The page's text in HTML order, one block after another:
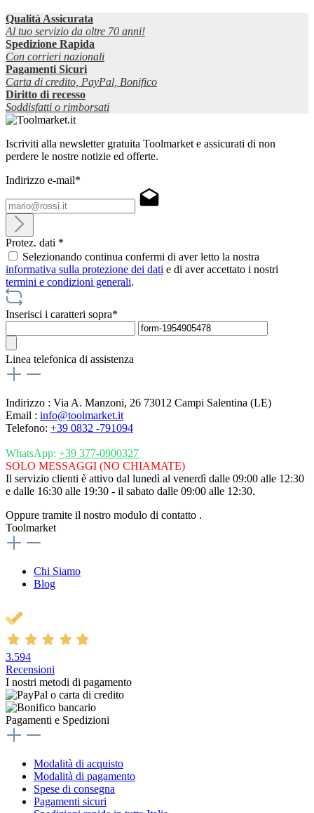
Qualità Assicurata
Al tuo servizio da oltre 70 anni!
Spedizione Rapida
Con corrieri nazionali
Pagamenti Sicuri
Carta di credito, PayPal, Bonifico
Diritto di recesso
Soddisfatti o rimborsati
Iscriviti alla newsletter gratuita Toolmarket e assicurati di non
perdere le nostre notizie ed offerte.
Indirizzo e-mail*
Protez. dati *
Selezionando continua confermi di aver letto la nostra
informativa sulla protezione dei dati e di aver accettato i nostri
termini e condizioni generali.
Inserisci i caratteri sopra*
Linea telefonica di assistenza
Indirizzo : Via A. Manzoni, 26 73012 Campi Salentina (LE)
Email : info@toolmarket.it
Telefono: +39 0832 -791094
WhatsApp: +39 377-0900327
SOLO MESSAGGI (NO CHIAMATE)
Il servizio clienti è attivo dal lunedì al venerdì dalle 09:00 alle 12:30
e dalle 16:30 alle 19:30 - il sabato dalle 09:00 alle 12:30.
Oppure tramite il nostro modulo di contatto .
Toolmarket
Chi Siamo
Blog
3.594
Recensioni
I nostri metodi di pagamento
Pagamenti e Spedizioni
Modalità di acquisto
Modalità di pagamento
Spese di consegna
Pagamenti sicuri